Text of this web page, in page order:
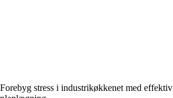
Forebyg stress i industrikøkkenet med effektiv